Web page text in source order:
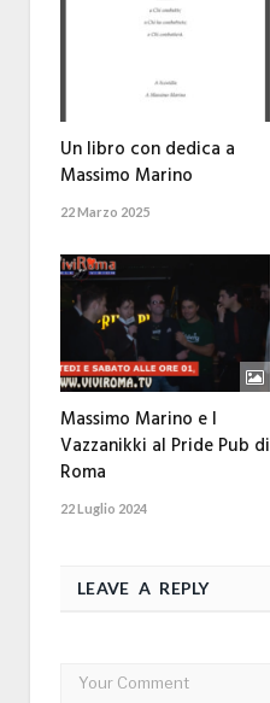
Un libro con dedica a
Massimo Marino
22 Marzo 2025
Massimo Marino e I
Vazzanikki al Pride Pub di
Roma
22 Luglio 2024
LEAVE A REPLY